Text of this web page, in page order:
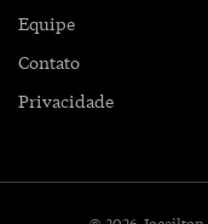
Equipe
Contato
Privacidade